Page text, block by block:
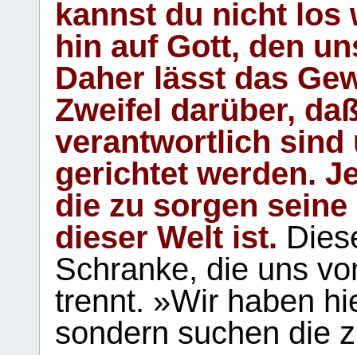
kannst du nicht los
hin auf Gott, den
Daher lässt das
Zweifel darüber,
verantwortlich sind
gerichtet werden.
die zu sorgen
dieser Welt ist.
Schranke, die uns
trennt. »Wir haben
sondern suchen die